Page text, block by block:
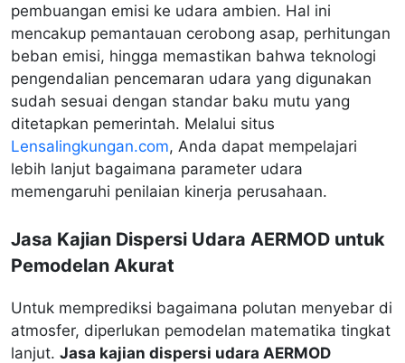
pembuangan emisi ke udara ambien. Hal ini
mencakup pemantauan cerobong asap, perhitungan
beban emisi, hingga memastikan bahwa teknologi
pengendalian pencemaran udara yang digunakan
sudah sesuai dengan standar baku mutu yang
ditetapkan pemerintah. Melalui situs
Lensalingkungan.com, Anda dapat mempelajari
lebih lanjut bagaimana parameter udara
memengaruhi penilaian kinerja perusahaan.
Jasa Kajian Dispersi Udara AERMOD untuk
Pemodelan Akurat
Untuk memprediksi bagaimana polutan menyebar di
atmosfer, diperlukan pemodelan matematika tingkat
lanjut. Jasa kajian dispersi udara AERMOD